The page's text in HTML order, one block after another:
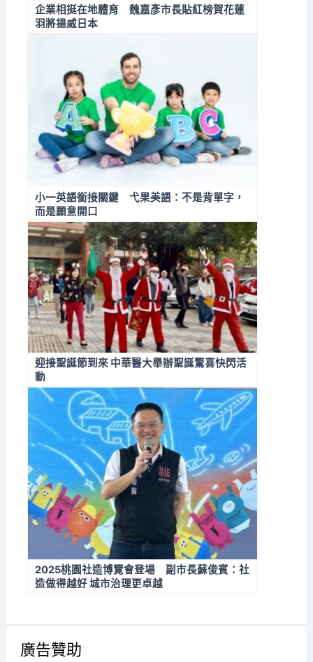
企業相挺在地體育 魏嘉彥市長貼紅榜賀花蓮
羽將揚威日本
小一英語銜接關鍵 弋果美語：不是背單字，
而是願意開口
迎接聖誕節到來 中華醫大舉辦聖誕驚喜快閃活
動
2025桃園社造博覽會登場 副市長蘇俊賓：社
造做得越好 城市治理更卓越
廣告贊助